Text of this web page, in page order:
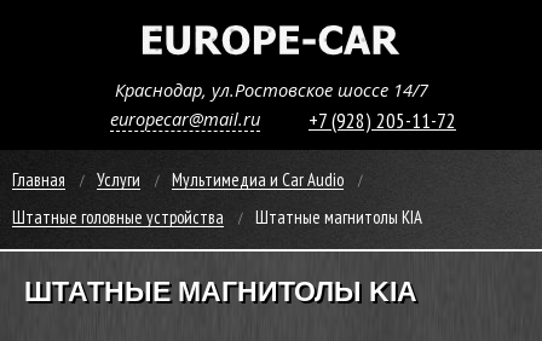
Краснодар, ул.Ростовское шоссе 14/7
europecar@mail.ru
+7 (928) 205-11-72
Главная Услуги
Мультимедиа и Car Audio
Штатные головные устройства
Штатные магнитолы KIA
ШТАТНЫЕ МАГНИТОЛЫ KIA